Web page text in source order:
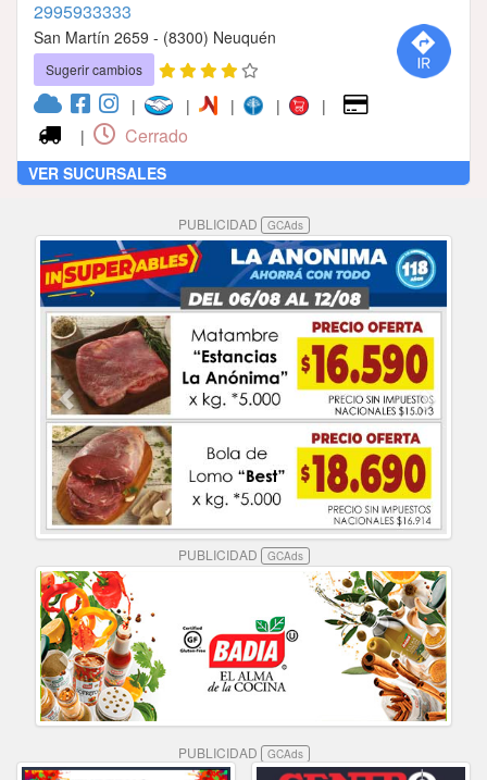
2995933333
San Martín 2659 - (8300) Neuquén
Sugerir cambios
| | | |
|
|
Cerrado
VER SUCURSALES
PUBLICIDAD GCAds
PUBLICIDAD GCAds
PUBLICIDAD GCAds